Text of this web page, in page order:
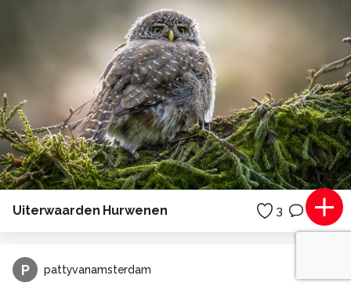
Uiterwaarden Hurwenen 3 0
P pattyvanamsterdam